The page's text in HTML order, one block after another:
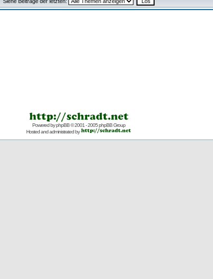
Powered byphpBB© 2001 - 2005 phpBB Group
Hosted and administrated by